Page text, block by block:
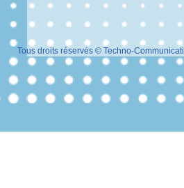
Tous droits réservés © Techno-